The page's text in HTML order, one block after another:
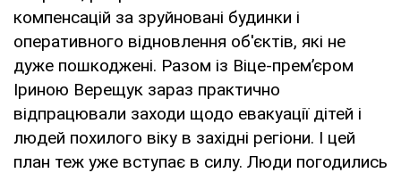
компенсацій за зруйновані будинки і
оперативного відновлення об'єктів, які не
дуже пошкоджені. Разом із Віце-прем’єром
Іриною Верещук зараз практично
відпрацювали заходи щодо евакуації дітей і
людей похилого віку в західні регіони. І цей
план теж уже вступає в силу. Люди погодились